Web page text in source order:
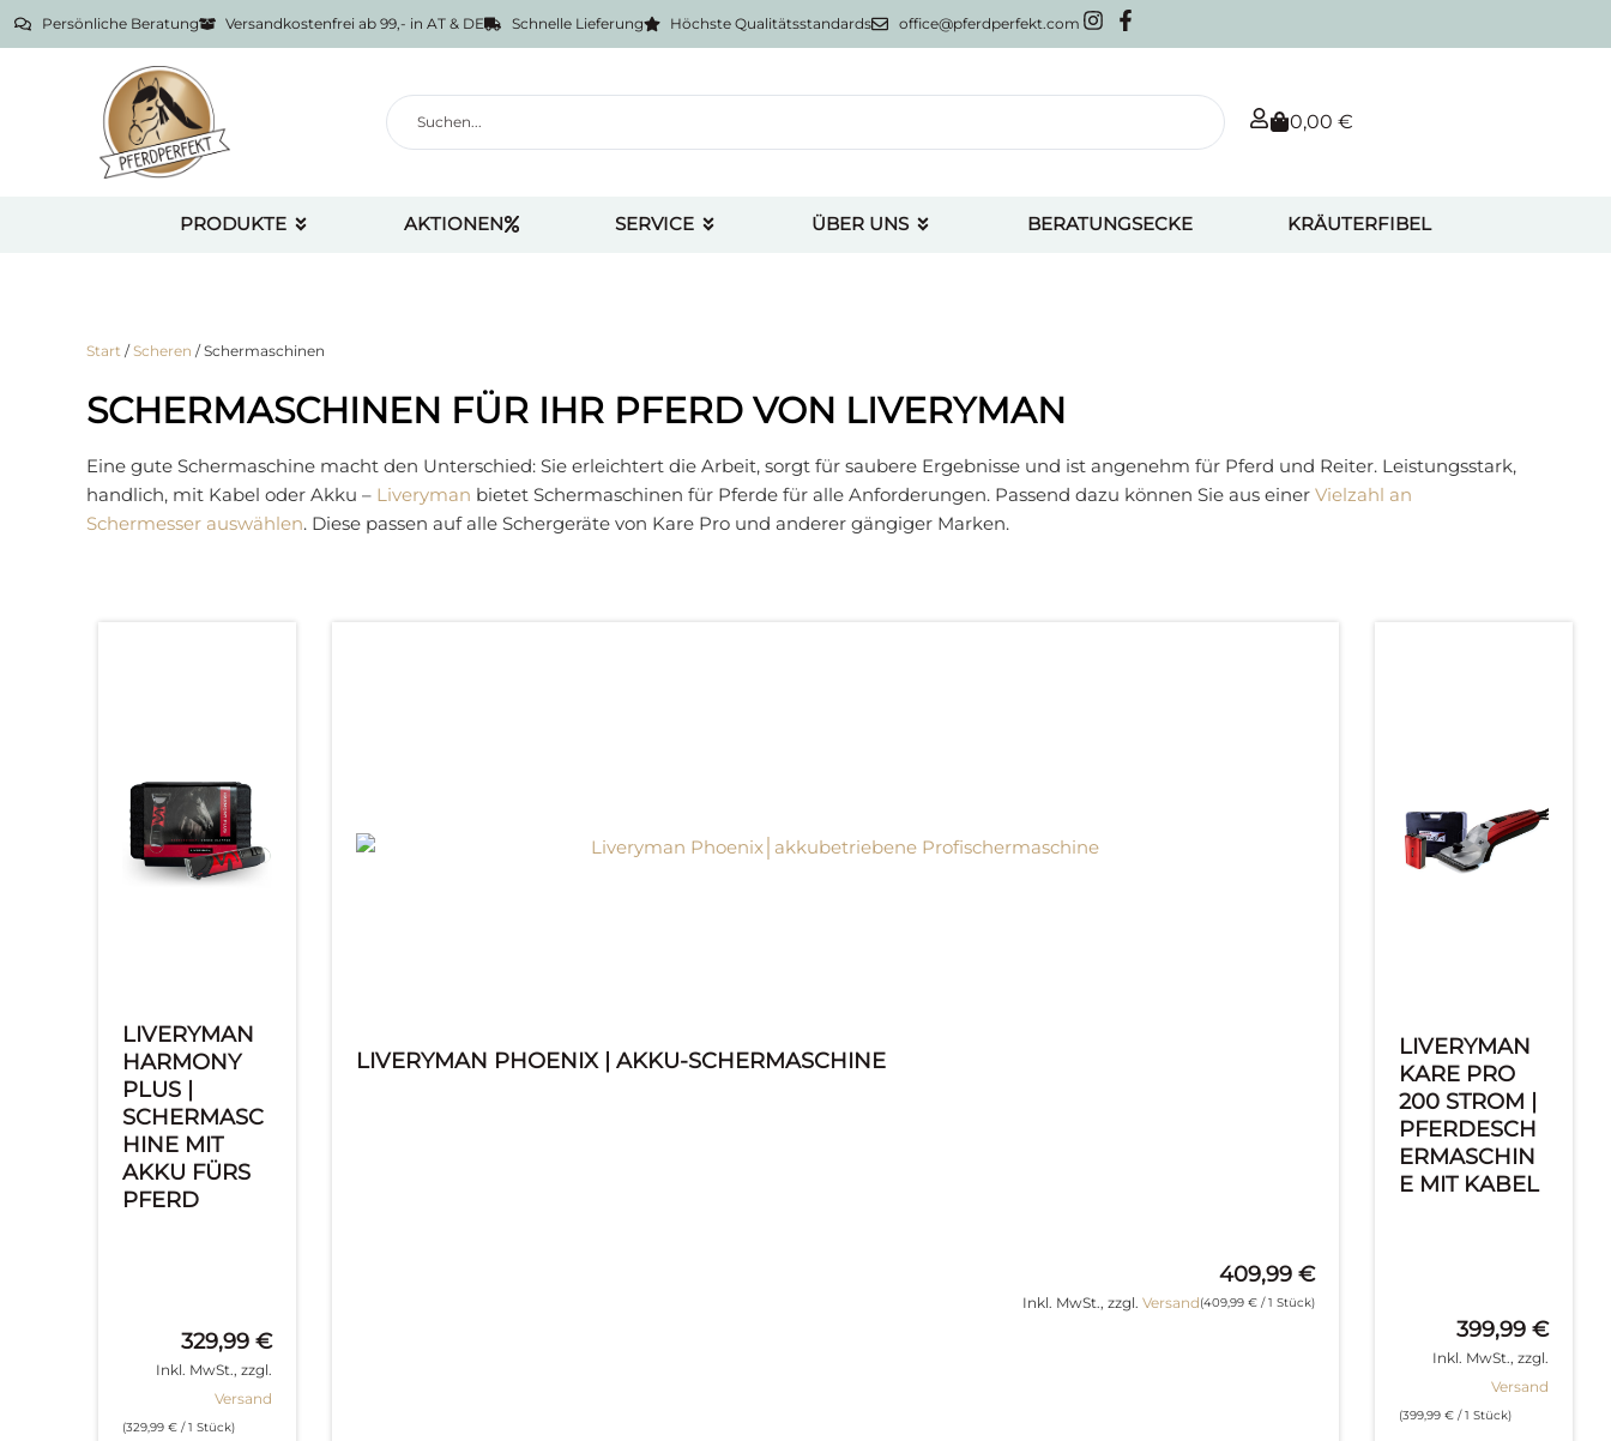
Persönliche Beratung Versandkostenfrei ab 99,- in AT & DE Schnelle Lieferung Höchste Qualitätsstandards office@pferdperfekt.com
0,00 €
PRODUKTE AKTIONEN SERVICE ÜBER UNS BERATUNGSECKE KRÄUTERFIBEL
Start /Scheren / Schermaschinen
SCHERMASCHINEN FÜR IHR PFERD VON LIVERYMAN
Eine gute Schermaschine macht den Unterschied: Sie erleichtert die Arbeit, sorgt für saubere Ergebnisse und ist angenehm für Pferd und Reiter. Leistungsstark,
handlich, mit Kabel oder Akku – Liveryman bietet Schermaschinen für Pferde für alle Anforderungen. Passend dazu können Sie aus einer Vielzahl an
Schermesser auswählen. Diese passen auf alle Schergeräte von Kare Pro und anderer gängiger Marken.
LIVERYMAN
HARMONY
PLUS |
SCHERMASC
HINE MIT
AKKU FÜRS
PFERD
329,99 €
Inkl. MwSt., zzgl.
Versand
(329,99 € / 1 Stück)
LIVERYMAN PHOENIX | AKKU-SCHERMASCHINE
409,99 €
Inkl. MwSt., zzgl. Versand(409,99 € / 1 Stück)
LIVERYMAN
KARE PRO
200 STROM |
PFERDESCH
ERMASCHIN
E MIT KABEL
399,99 €
Inkl. MwSt., zzgl.
Versand
(399,99 € / 1 Stück)